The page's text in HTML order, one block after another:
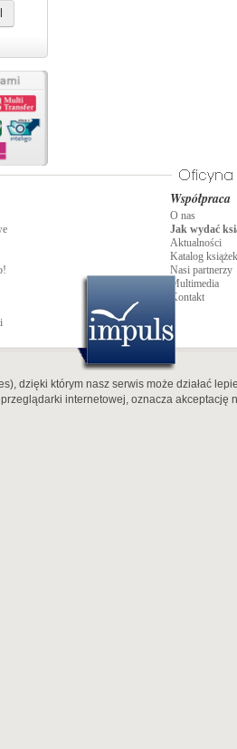
Współpraca
O nas
Jak wydać
Aktualności
Katalog książek
Nasi partnerzy
Multimedia
Kontakt
dzięki którym nasz serwis może działać
internetowej, oznacza akceptację